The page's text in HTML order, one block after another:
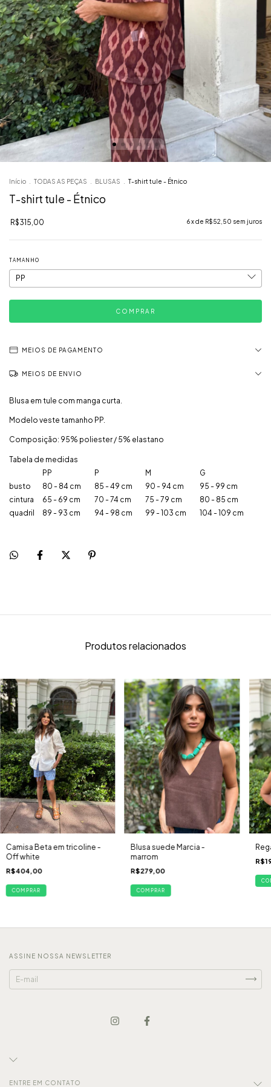
Início TODAS AS PEÇAS BLUSAS T-shirt tule - Étnico
T-shirt tule - Étnico
R$315,00 6x de R$52,50 sem juros
TAMANHO
MEIOS DE PAGAMENTO
MEIOS DE ENVIO
Blusa em tule com manga curta.
Modelo veste tamanho PP.
Composição: 95% poliester / 5% elastano
Tabela de medidas
PP
P M
G
busto
80 - 84 cm 85 - 49 cm 90 - 94 cm
95 - 99 cm
cintura
65 - 69 cm 70 - 74 cm 75 - 79 cm
80 - 85 cm
quadril
89 - 93 cm 94 - 98 cm 99 - 103 cm 104 - 109 cm
Produtos relacionados
Camisa Beta em tricoline -
Off white
R$404,00
COMPRAR
Blusa suede Marcia -
marrom
R$279,00
COMPRAR
ASSINE NOSSA NEWSLETTER
ENTRE EM CONTATO